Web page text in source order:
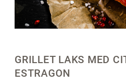
GRILLET LAKS MED
ESTRAGON